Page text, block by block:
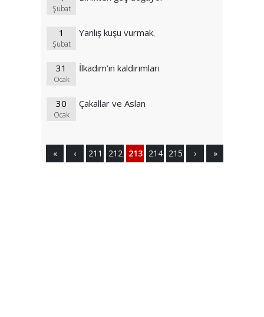
Şubat
1
Şubat
Yanlış kuşu vurmak.
31
Ocak
İlkadım’ın kaldırımları
30
Ocak
Çakallar ve Aslan
« ‹ 211 212 213 214 215 › »